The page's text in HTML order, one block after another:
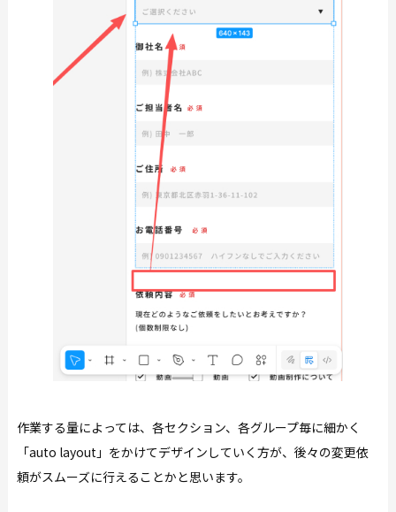
作業する量によっては、各セクション、各グループ毎に細かく
「auto layout」をかけてデザインしていく方が、後々の変更依
頼がスムーズに行えることかと思います。